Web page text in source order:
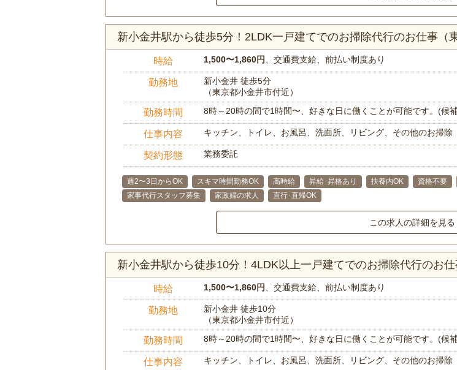
新小金井駅から徒歩5分！2LDK一戸建てでのお掃除代行のお仕事（
時給 1,500〜1,860円 、交通費支給、前払い制度あり
勤務地
新小金井 徒歩5分
（東京都小金井市付近）
勤務時間 8時～20時の間で1時間〜、好きな日に働くことが可能です。(候
仕事内容 キッチン、トイレ、お風呂、洗面所、リビング、その他のお掃除
契約形態 業務委託
週2〜3日からOK スキマ時間勤務OK 高時給 昇給･昇格あり 扶養内OK 資格不要
家事代行スタッフ募集
家政婦の求人 直行･直帰OK
この求人の詳細を見る
新小金井駅から徒歩10分！4LDK以上一戸建てでのお掃除代行のお仕
時給 1,500〜1,860円 、交通費支給、前払い制度あり
勤務地
新小金井 徒歩10分
（東京都小金井市付近）
勤務時間 8時～20時の間で1時間〜、好きな日に働くことが可能です。(候
仕事内容 キッチン、トイレ、お風呂、洗面所、リビング、その他のお掃除